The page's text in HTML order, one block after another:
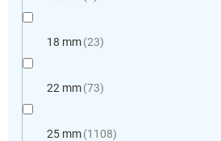
18 mm 23
22 mm 73
25 mm 1108